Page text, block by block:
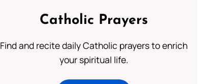
Catholic Prayers
Find and recite daily Catholic prayers to enrich
your spiritual life.